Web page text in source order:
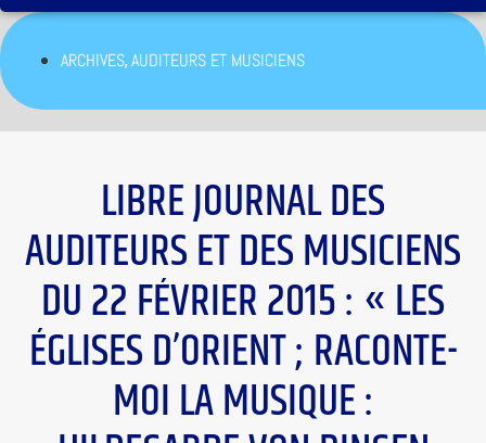
ARCHIVES,AUDITEURS ET MUSICIENS
LIBRE JOURNAL DES
AUDITEURS ET DES MUSICIENS
DU 22 FÉVRIER 2015 : « LES
ÉGLISES D’ORIENT ; RACONTE-
MOI LA MUSIQUE :